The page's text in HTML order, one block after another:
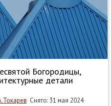
Богородицы,
детали
Снято: 31 мая 2024